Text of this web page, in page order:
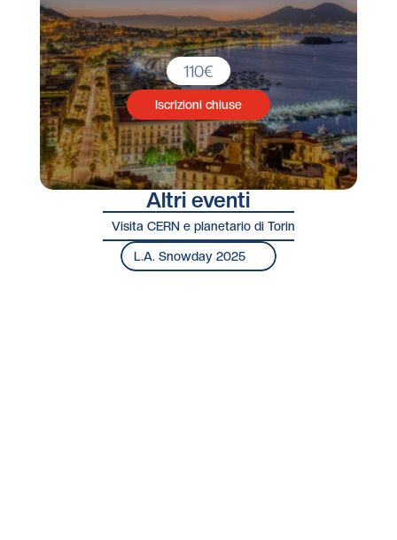
Iscrizioni chiuse
110€
Altri eventi
Visita CERN e planetario di Torino
L.A. Snowday 2025